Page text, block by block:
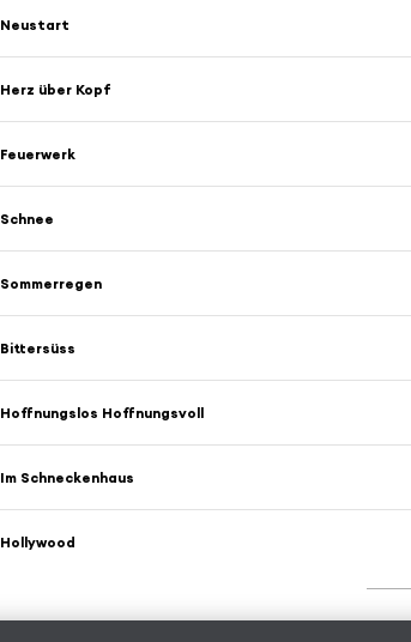
Neustart
Herz über Kopf
Feuerwerk
Schnee
Sommerregen
Bittersüss
Hoffnungslos Hoffnungsvoll
Im Schneckenhaus
Hollywood